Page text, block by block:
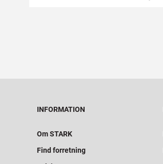
INFORMATION
Om STARK
Find forretning